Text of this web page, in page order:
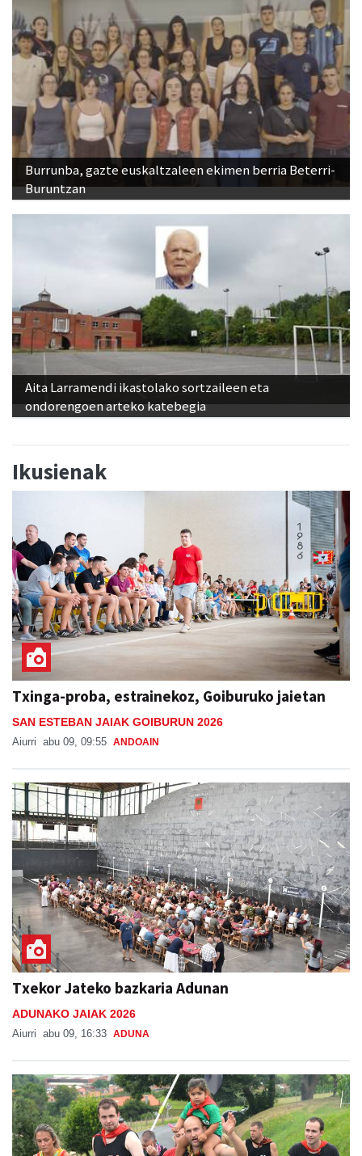
Burrunba, gazte euskaltzaleen ekimen berria Beterri-
Buruntzan
Aita Larramendi ikastolako sortzaileen eta
ondorengoen arteko katebegia
Ikusienak
Txinga-proba, estrainekoz, Goiburuko jaietan
SAN ESTEBAN JAIAK GOIBURUN 2026
Aiurri abu 09, 09:55 ANDOAIN
Txekor Jateko bazkaria Adunan
ADUNAKO JAIAK 2026
Aiurri abu 09, 16:33 ADUNA